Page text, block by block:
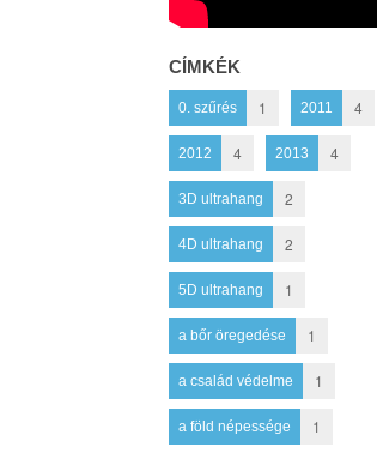
CÍMKÉK
0. szűrés 1 2011 4
2012 4 2013 4
3D ultrahang 2
4D ultrahang 2
5D ultrahang 1
a bőr öregedése 1
a család védelme 1
a föld népessége 1